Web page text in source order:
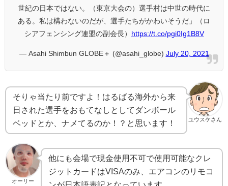
世紀の日本ではない。（東京大会の）選手村は中世の時代に
ある。私は構わないのだが、選手たちがかわいそうだ」（ロ
シアフェンシング連盟の副会長）
https://t.co/pgi0Ig1B8V
— Asahi Shimbun GLOBE＋ (@asahi_globe) July 20, 2021
ユウスケさん
そりゃ当たり前ですよ！はるばる海外から来
日された選手をおもてなしとしてダンボール
ベッドとか、ナメてるのか！？と思います！
オーリー
他にも会場で現金使用不可で使用可能なクレ
ジットカードはVISAのみ、エアコンのリモコ